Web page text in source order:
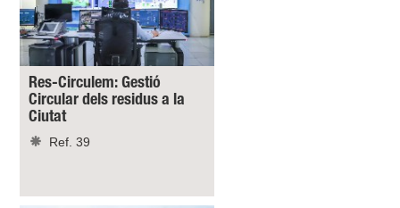
Res-Circulem: Gestió
Circular dels residus a la
Ciutat
Ref. 39